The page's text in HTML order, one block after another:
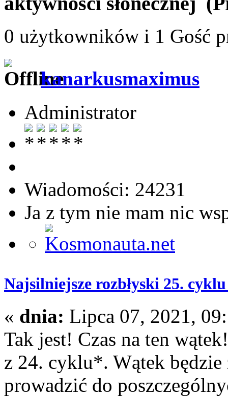
0 użytkowników i 1 Gość
kanarkusmaximus
Administrator
Wiadomości: 24231
Ja z tym nie mam nic
Najsilniejsze rozbłyski 25.
« dnia: Lipca 07, 2021,
Tak jest! Czas na ten
z 24. cyklu*. Wątek
prowadzić do